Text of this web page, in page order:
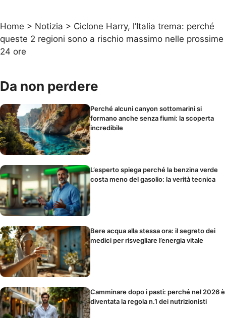
Home > Notizia > Ciclone Harry, l’Italia trema: perché
queste 2 regioni sono a rischio massimo nelle prossime
24 ore
Da non perdere
Perché alcuni canyon sottomarini si
formano anche senza fiumi: la scoperta
incredibile
L’esperto spiega perché la benzina verde
costa meno del gasolio: la verità tecnica
Bere acqua alla stessa ora: il segreto dei
medici per risvegliare l’energia vitale
Camminare dopo i pasti: perché nel 2026 è
diventata la regola n.1 dei nutrizionisti